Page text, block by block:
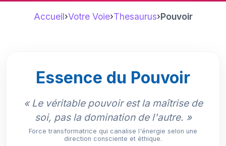
Accueil›Votre Voie›Thesaurus›Pouvoir
Essence du Pouvoir
« Le véritable pouvoir est la maîtrise de
soi, pas la domination de l'autre. »
Force transformatrice qui canalise l'énergie selon une
direction consciente et éthique.